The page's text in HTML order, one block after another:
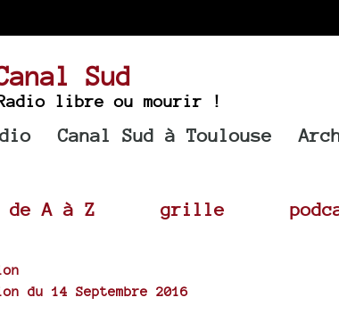
Sud
libre ou mourir !
Canal Sud à Toulouse
de A à Z grille
du 14 Septembre 2016